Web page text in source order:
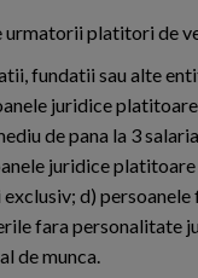
urmatorii platitori de
fundatii sau alte
juridice
de pana la 3
juridice
d)
fara personalitate
de munca.